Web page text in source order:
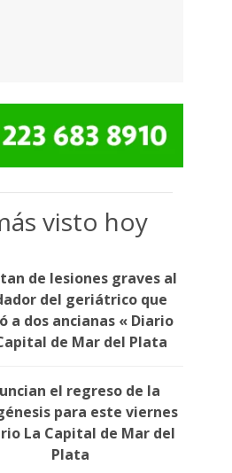
visto hoy
de lesiones graves al
del geriátrico que
a dos ancianas « Diario
de Mar del Plata
el regreso de la
para este viernes
La Capital de Mar del
Plata